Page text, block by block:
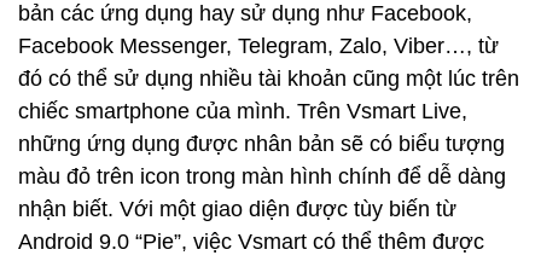
bản các ứng dụng hay sử dụng như Facebook,
Facebook Messenger, Telegram, Zalo, Viber…, từ
đó có thể sử dụng nhiều tài khoản cũng một lúc trên
chiếc smartphone của mình. Trên Vsmart Live,
những ứng dụng được nhân bản sẽ có biểu tượng
màu đỏ trên icon trong màn hình chính để dễ dàng
nhận biết. Với một giao diện được tùy biến từ
Android 9.0 “Pie”, việc Vsmart có thể thêm được